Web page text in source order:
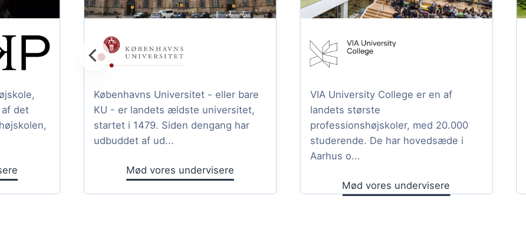
VIA University College er en af
landets største
professionshøjskoler, med 20.000
studerende. De har hovedsæde i
Aarhus o...
Mød vores undervisere
det
Københavns Universitet - eller bare
KU - er landets ældste universitet,
startet i 1479. Siden dengang har
udbuddet af ud...
Mød vores undervisere